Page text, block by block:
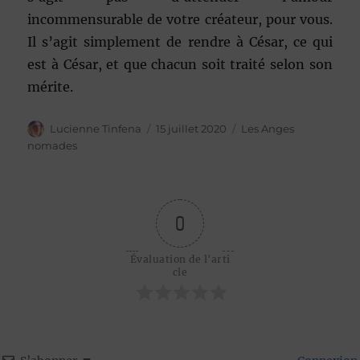
incommensurable de votre créateur, pour vous.
Il s’agit simplement de rendre à César, ce qui
est à César, et que chacun soit traité selon son
mérite.
Auteur
Lucienne Tinfena
Publié
15 juillet 2020 Catégories
Les Anges
nomades
0
Évaluation de l'arti
cle